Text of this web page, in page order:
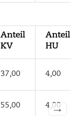
Anteil
KV
Anteil
HU
37,00 4,00
55,00 4,00
→